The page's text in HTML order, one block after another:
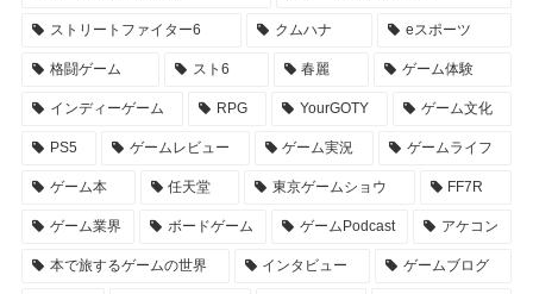
ストリートファイター6 クムハナ eスポーツ
格闘ゲーム スト6 春麗 ゲーム体験
インディーゲーム RPG YourGOTY ゲーム文化
PS5 ゲームレビュー ゲーム実況 ゲームライフ
ゲーム本 任天堂 東京ゲームショウ FF7R
ゲーム業界 ボードゲーム ゲームPodcast アケコン
本で旅するゲームの世界 インタビュー ゲームブログ